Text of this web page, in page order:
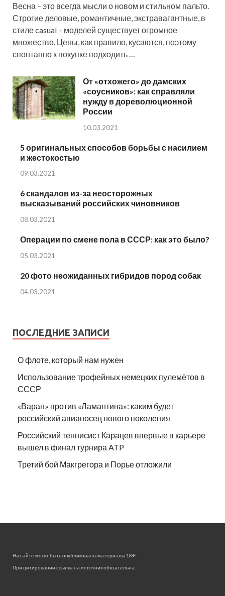
Весна – это всегда мысли о новом и стильном пальто.
Строгие деловые, романтичные, экстравагантные, в
стиле casual – моделей существует огромное
множество. Цены, как правило, кусаются, поэтому
спонтанно к покупке подходить …
От «отхожего» до дамских
«соусников»: как справляли
нужду в дореволюционной
России
10.03.2021
5 оригинальных способов борьбы с насилием
и жестокостью
09.03.2021
6 скандалов из-за неосторожных
высказываний российских чиновников
08.03.2021
Операции по смене пола в СССР: как это было?
05.03.2021
20 фото неожиданных гибридов пород собак
04.03.2021
ПОСЛЕДНИЕ ЗАПИСИ
О флоте, который нам нужен
Использование трофейных немецких пулемётов в
СССР
«Варан» против «Ламантина»: каким будет
российский авианосец нового поколения
Российский теннисист Карацев впервые в карьере
вышел в финал турнира ATP
Третий бой Макгрегора и Порье отложили
На сайте могут быть опубликованы материалы 18+!
При цитировании ссылка на источник обязательна.